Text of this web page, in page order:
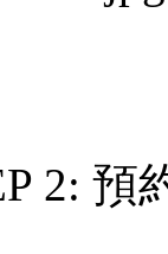
2: 預